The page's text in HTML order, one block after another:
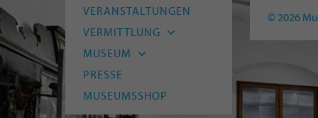
Vorschau
Archiv
Archäologie
Alte Kunst
Moderne
HfG-Archiv
Naturmuseum Ulm
VERANSTALTUNGEN
VERMITTLUNG
Kitas und Schulen
Kinder und Familien
Junge Menschen
Erwachsene
MUSEUM
Leitbild
Team
Freunde
PRESSE
MUSEUMSSHOP
© 2026